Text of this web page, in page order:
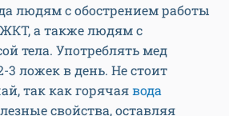
людям с обострением работы
а также людям с
тела. Употреблять мед
3 ложек в день. Не стоит
так как горячаявода
свойства, оставляя